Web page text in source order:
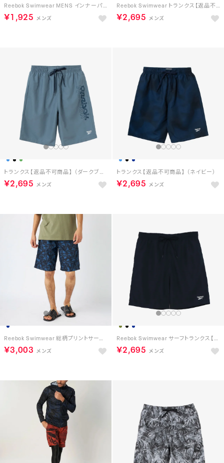
Reebok Swimwear MENS インナーパンツ【返品不可商品】 （ブラック）
￥1,925
Reebok Swimwear トランクス【返品不可商品】 （BL）
￥2,695
トランクス【返品不可商品】 （ダークブルー）
￥2,695
トランクス【返品不可商品】 （ネイビー）
￥2,695
Reebok Swimwear 総柄プリントサーフトランクス【返品不可商品】 （ネイビー）
￥3,003
Reebok Swimwear サーフトランクス【返品不可商品】 （ネイビー）
￥2,695